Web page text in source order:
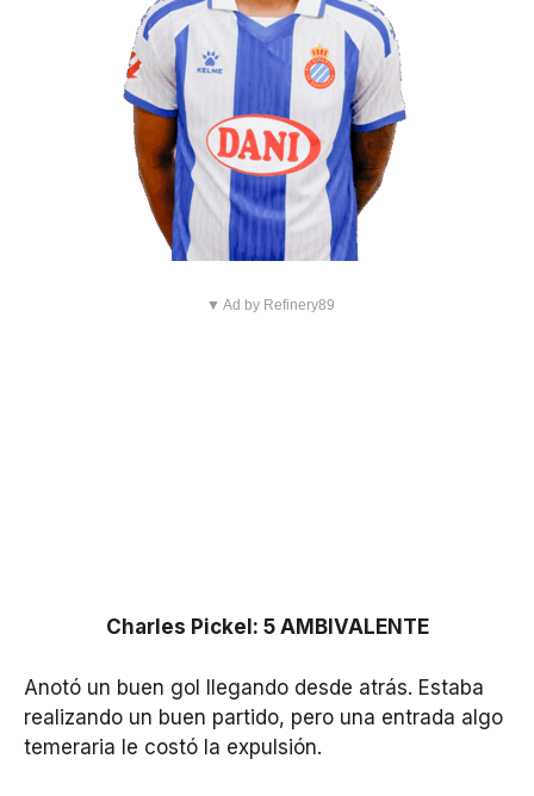
▼ Ad by Refinery89
Charles Pickel: 5 AMBIVALENTE
Anotó un buen gol llegando desde atrás. Estaba
realizando un buen partido, pero una entrada algo
temeraria le costó la expulsión.